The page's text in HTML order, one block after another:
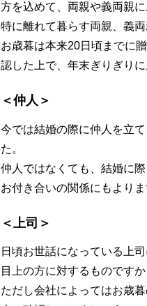
方を込めて、両親や義両親
特に離れて暮らす両親、義
お歳暮は本来20日頃までに
認した上で、年末ぎりぎり
＜仲人＞
今では結婚の際に仲人を立
た。
仲人ではなくても、結婚に
お付き合いの関係にもより
＜上司＞
日頃お世話になっている上
目上の方に対するものです
ただし会社によってはお歳